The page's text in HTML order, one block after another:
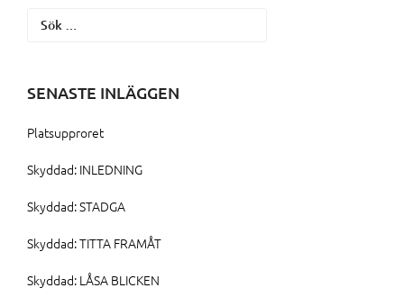
Sök
SENASTE INLÄGGEN
Platsupproret
Skyddad: INLEDNING
Skyddad: STADGA
Skyddad: TITTA FRAMÅT
Skyddad: LÅSA BLICKEN